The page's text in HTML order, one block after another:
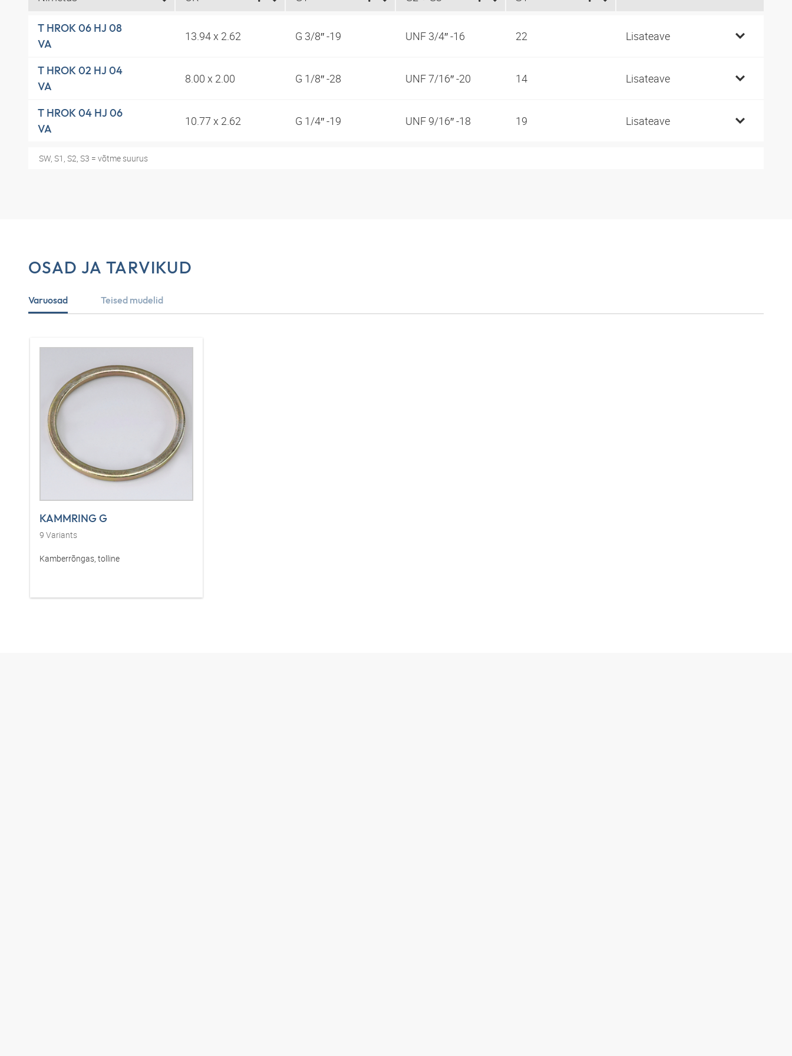
T HROK 06 HJ 08
VA
13.94 x 2.62 G 3/8″ -19 UNF 3/4″ -16 22 Lisateave
T HROK 02 HJ 04
VA
8.00 x 2.00 G 1/8″ -28 UNF 7/16″ -20 14 Lisateave
T HROK 04 HJ 06
VA
10.77 x 2.62 G 1/4″ -19 UNF 9/16″ -18 19 Lisateave
SW, S1, S2, S3 = võtme suurus
OSAD JA TARVIKUD
Varuosad
KAMMRING G
9 Variants
Kamberrõngas, tolline
Teised mudelid